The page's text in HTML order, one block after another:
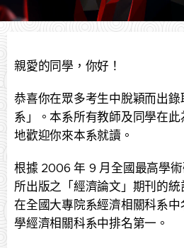
親愛的同學，你好！
恭喜你在眾多考生中脫穎而出
系」。本系所有教師及同學在
地歡迎你來本系就讀。
根據 2006 年 9 月全國最高學
所出版之「經濟論文」期刊的
在全國大專院系經濟相關科系
學經濟相關科系中排名第一。